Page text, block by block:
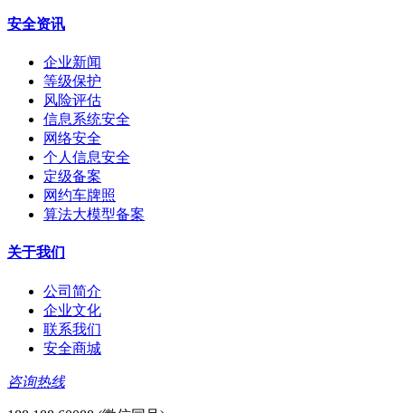
安全资讯
企业新闻
等级保护
风险评估
信息系统安全
网络安全
个人信息安全
定级备案
网约车牌照
算法大模型备案
关于我们
公司简介
企业文化
联系我们
安全商城
咨询热线